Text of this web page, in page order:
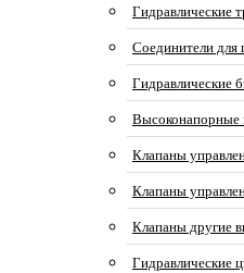
Гидравлические
Соединители для
Гидравлические
Высоконапорные
Клапаны
Клапаны
Клапаны другие
Гидравлические